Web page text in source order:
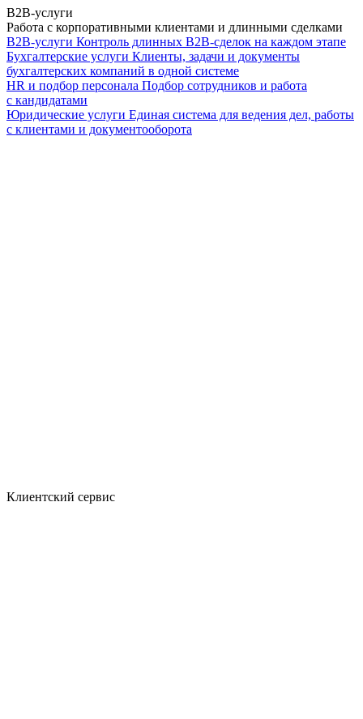
B2B-услуги
Работа с корпоративными клиентами и длинными сделками
B2B-услуги Контроль длинных B2B-сделок на каждом этапе
Бухгалтерские услуги Клиенты, задачи и документы
бухгалтерских компаний в одной системе
HR и подбор персонала Подбор сотрудников и работа
с кандидатами
Юридические услуги Единая система для ведения дел, работы
с клиентами и документооборота
Клиентский сервис